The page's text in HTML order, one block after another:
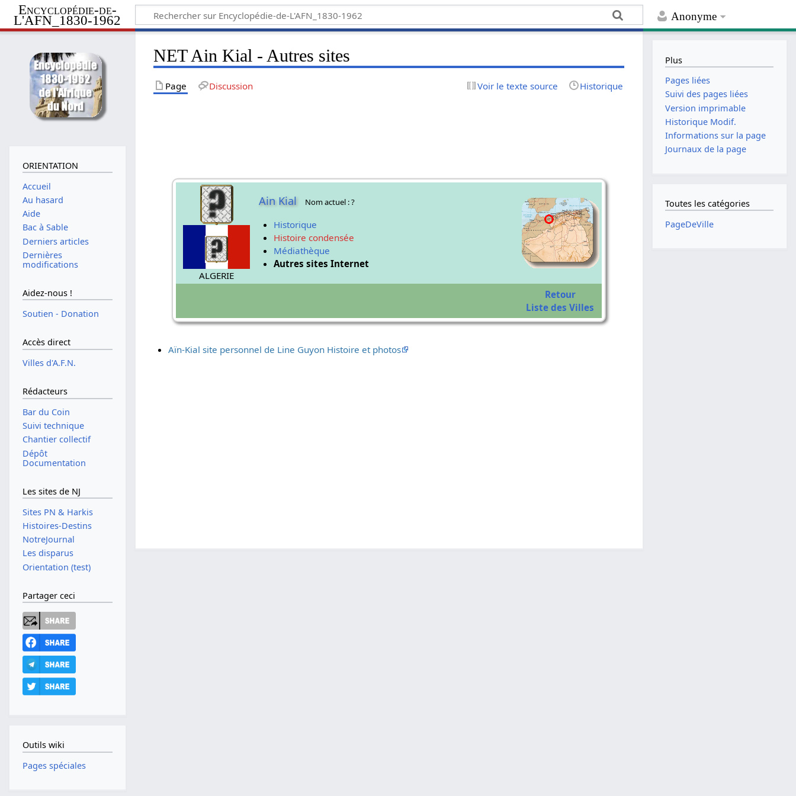
Anonyme
Encyclopédie-de-
L'AFN_1830-1962
NET Ain Kial - Autres sites
Page Discussion Voir le texte source Historique
ALGERIE
Ain Kial Nom actuel : ?
Historique
Histoire condensée
Médiathèque
Autres sites Internet
Retour
Liste des Villes
Aïn-Kial site personnel de Line Guyon Histoire et photos
ORIENTATION
Accueil
Au hasard
Aide
Bac à Sable
Derniers articles
Dernières
modifications
Aidez-nous !
Soutien - Donation
Accès direct
Villes d'A.F.N.
Rédacteurs
Bar du Coin
Suivi technique
Chantier collectif
Dépôt
Documentation
Les sites de NJ
Sites PN & Harkis
Histoires-Destins
NotreJournal
Les disparus
Orientation (test)
Partager ceci
Outils wiki
Pages spéciales
Plus
Pages liées
Suivi des pages liées
Version imprimable
Historique Modif.
Informations sur la page
Journaux de la page
Toutes les catégories
PageDeVille